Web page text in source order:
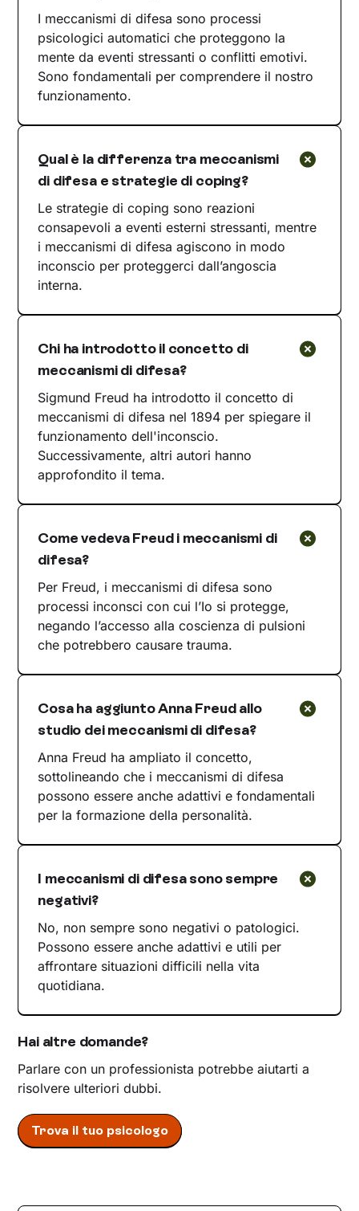
I meccanismi di difesa sono processi
psicologici automatici che proteggono la
mente da eventi stressanti o conflitti emotivi.
Sono fondamentali per comprendere il nostro
funzionamento.
Qual è la differenza tra meccanismi
di difesa e strategie di coping?
Le strategie di coping sono reazioni
consapevoli a eventi esterni stressanti, mentre
i meccanismi di difesa agiscono in modo
inconscio per proteggerci dall’angoscia
interna.
Chi ha introdotto il concetto di
meccanismi di difesa?
Sigmund Freud ha introdotto il concetto di
meccanismi di difesa nel 1894 per spiegare il
funzionamento dell'inconscio.
Successivamente, altri autori hanno
approfondito il tema.
Come vedeva Freud i meccanismi di
difesa?
Per Freud, i meccanismi di difesa sono
processi inconsci con cui l’Io si protegge,
negando l’accesso alla coscienza di pulsioni
che potrebbero causare trauma.
Cosa ha aggiunto Anna Freud allo
studio dei meccanismi di difesa?
Anna Freud ha ampliato il concetto,
sottolineando che i meccanismi di difesa
possono essere anche adattivi e fondamentali
per la formazione della personalità.
I meccanismi di difesa sono sempre
negativi?
No, non sempre sono negativi o patologici.
Possono essere anche adattivi e utili per
affrontare situazioni difficili nella vita
quotidiana.
Hai altre domande?
Parlare con un professionista potrebbe aiutarti a
risolvere ulteriori dubbi.
Trova il tuo psicologo